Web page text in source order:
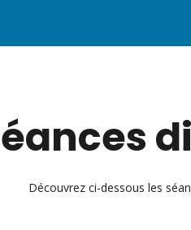
Découvrez ci-dessous les